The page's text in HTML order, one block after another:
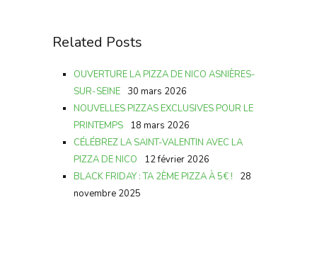
Related Posts
OUVERTURE LA PIZZA DE NICO ASNIÈRES-
SUR-SEINE 30 mars 2026
NOUVELLES PIZZAS EXCLUSIVES POUR LE
PRINTEMPS
18 mars 2026
CÉLÉBREZ LA SAINT-VALENTIN AVEC LA
PIZZA DE NICO
12 février 2026
BLACK FRIDAY : TA 2ÈME PIZZA À 5€ !
28
novembre 2025